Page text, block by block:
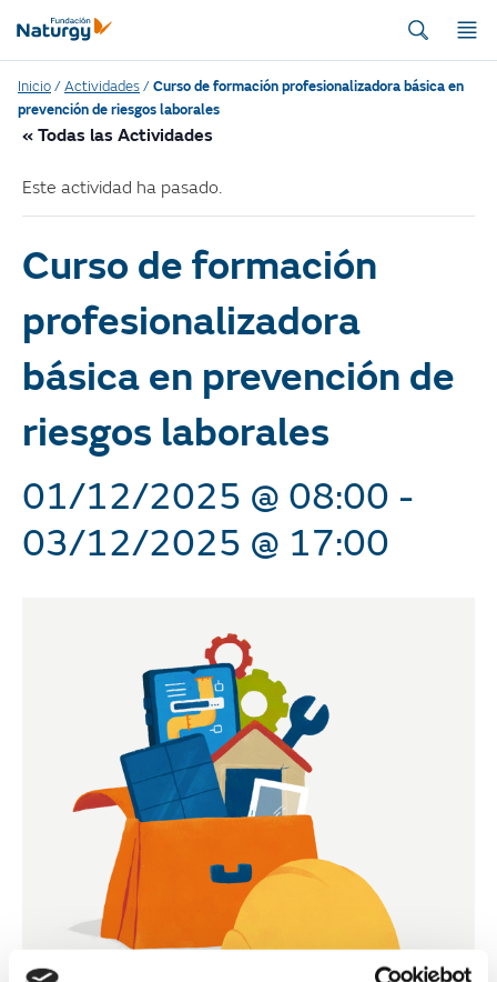
Inicio/Actividades/Curso de formación profesionalizadora básica en
prevención de riesgos laborales
« Todas las Actividades
Este actividad ha pasado.
Curso de formación
profesionalizadora
básica en prevención de
riesgos laborales
01/12/2025 @ 08:00 -
03/12/2025 @ 17:00